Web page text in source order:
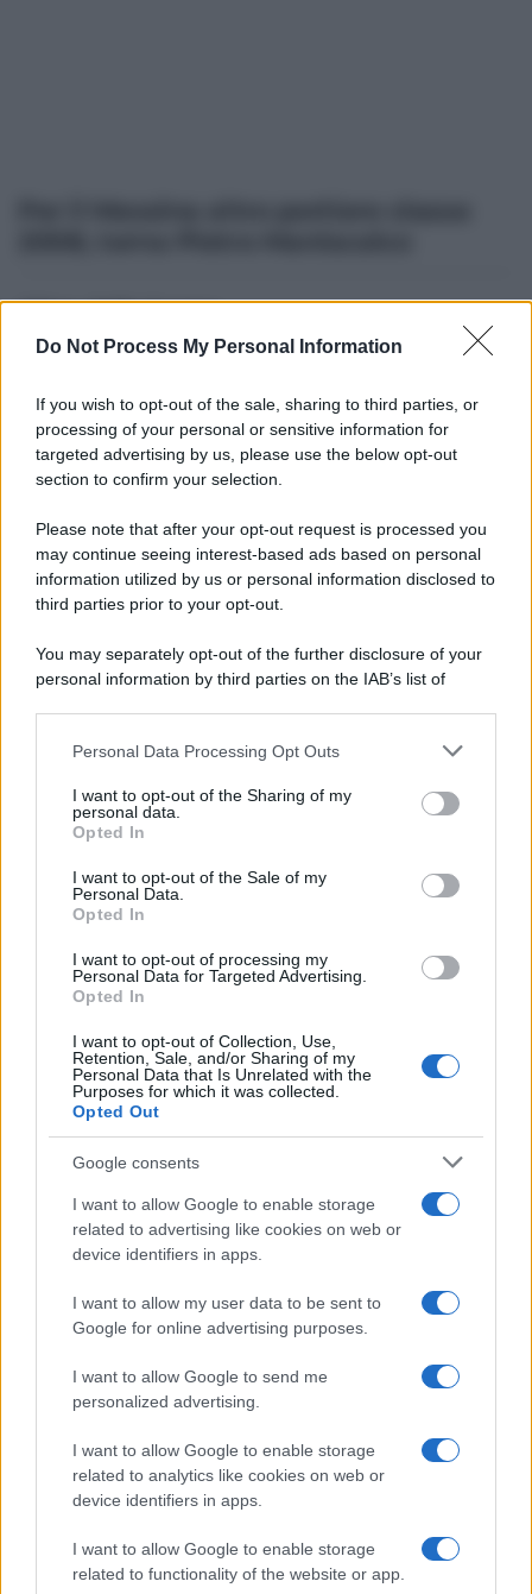
Do Not Process My Personal Information
If you wish to opt-out of the sale, sharing to third parties, or
processing of your personal or sensitive information for
targeted advertising by us, please use the below opt-out
section to confirm your selection.
Please note that after your opt-out request is processed you
may continue seeing interest-based ads based on personal
information utilized by us or personal information disclosed to
third parties prior to your opt-out.
You may separately opt-out of the further disclosure of your
personal information by third parties on the IAB’s list of
This information may also be disclosed by us to third parties
disclose it to other third parties.
Please note that this website/app uses one or more Google
services and may gather and store information including but
not limited to your visit or usage behaviour. You may click to
grant or deny consent to Google and its third-party tags to
consent section.
Personal Data Processing Opt Outs
I want to opt-out of the Sharing of my
personal data.
Opted In
I want to opt-out of the Sale of my
Personal Data.
Opted In
I want to opt-out of processing my
Personal Data for Targeted Advertising.
Opted In
I want to opt-out of Collection, Use,
Retention, Sale, and/or Sharing of my
Personal Data that Is Unrelated with the
Purposes for which it was collected.
Opted Out
Google consents
I want to allow Google to enable storage
related to advertising like cookies on web or
device identifiers in apps.
I want to allow my user data to be sent to
Google for online advertising purposes.
I want to allow Google to send me
personalized advertising.
I want to allow Google to enable storage
related to analytics like cookies on web or
device identifiers in apps.
I want to allow Google to enable storage
related to functionality of the website or app.
Idrogeno verde, viaggio nell’hub sperimentale del Cnr
a Capo D’Orlando VIDEO
mare e gusto
rispetto delle regole tutela tutti”
2 3 … 250 Successivo »
Tempostretto - Quotidiano online delle
Reggio Calabria
Editrice Tempo Stretto S.r.l.
Salita Villa Contino 15 - 98124 - Messina
Privacy Policy
Termini e Condizioni